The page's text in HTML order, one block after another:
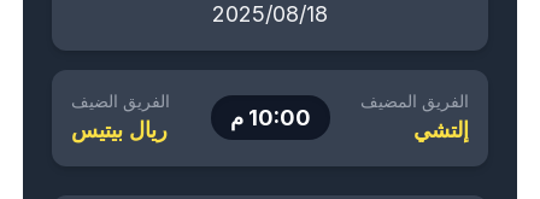
2025/08/18
الفريق المضيف
إلتشي 10:00 م
الفريق الضيف
ريال بيتيس